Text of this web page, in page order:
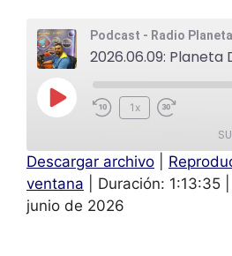
Podcast - Radio
1x
FEED RSS
COMPAR
TIR
Descargar archivo
ventana
Duración: 1:13:35
junio de 2026